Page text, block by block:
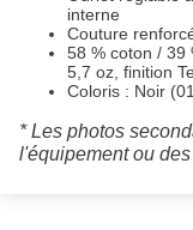
interne
Couture
58 % coton / 39
5,7 oz, finition
Coloris : Noir
* Les photos
l'équipement ou